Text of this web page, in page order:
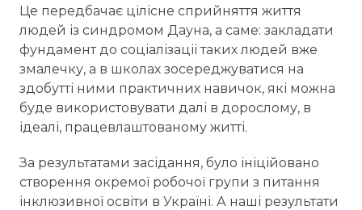
Це передбачає цілісне сприйняття життя
людей із синдромом Дауна, а саме: закладати
фундамент до соціалізації таких людей вже
змалечку, а в школах зосереджуватися на
здобутті ними практичних навичок, які можна
буде використовувати далі в дорослому, в
ідеалі, працевлаштованому житті.
За результатами засідання, було ініційовано
створення окремої робочої групи з питання
інклюзивної освіти в Україні. А наші результати